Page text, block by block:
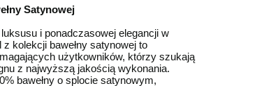
Satynowej
i ponadczasowej elegancji w
kolekcji bawełny satynowej to
użytkowników, którzy szukają
z najwyższą jakością wykonania.
bawełny o splocie satynowym,